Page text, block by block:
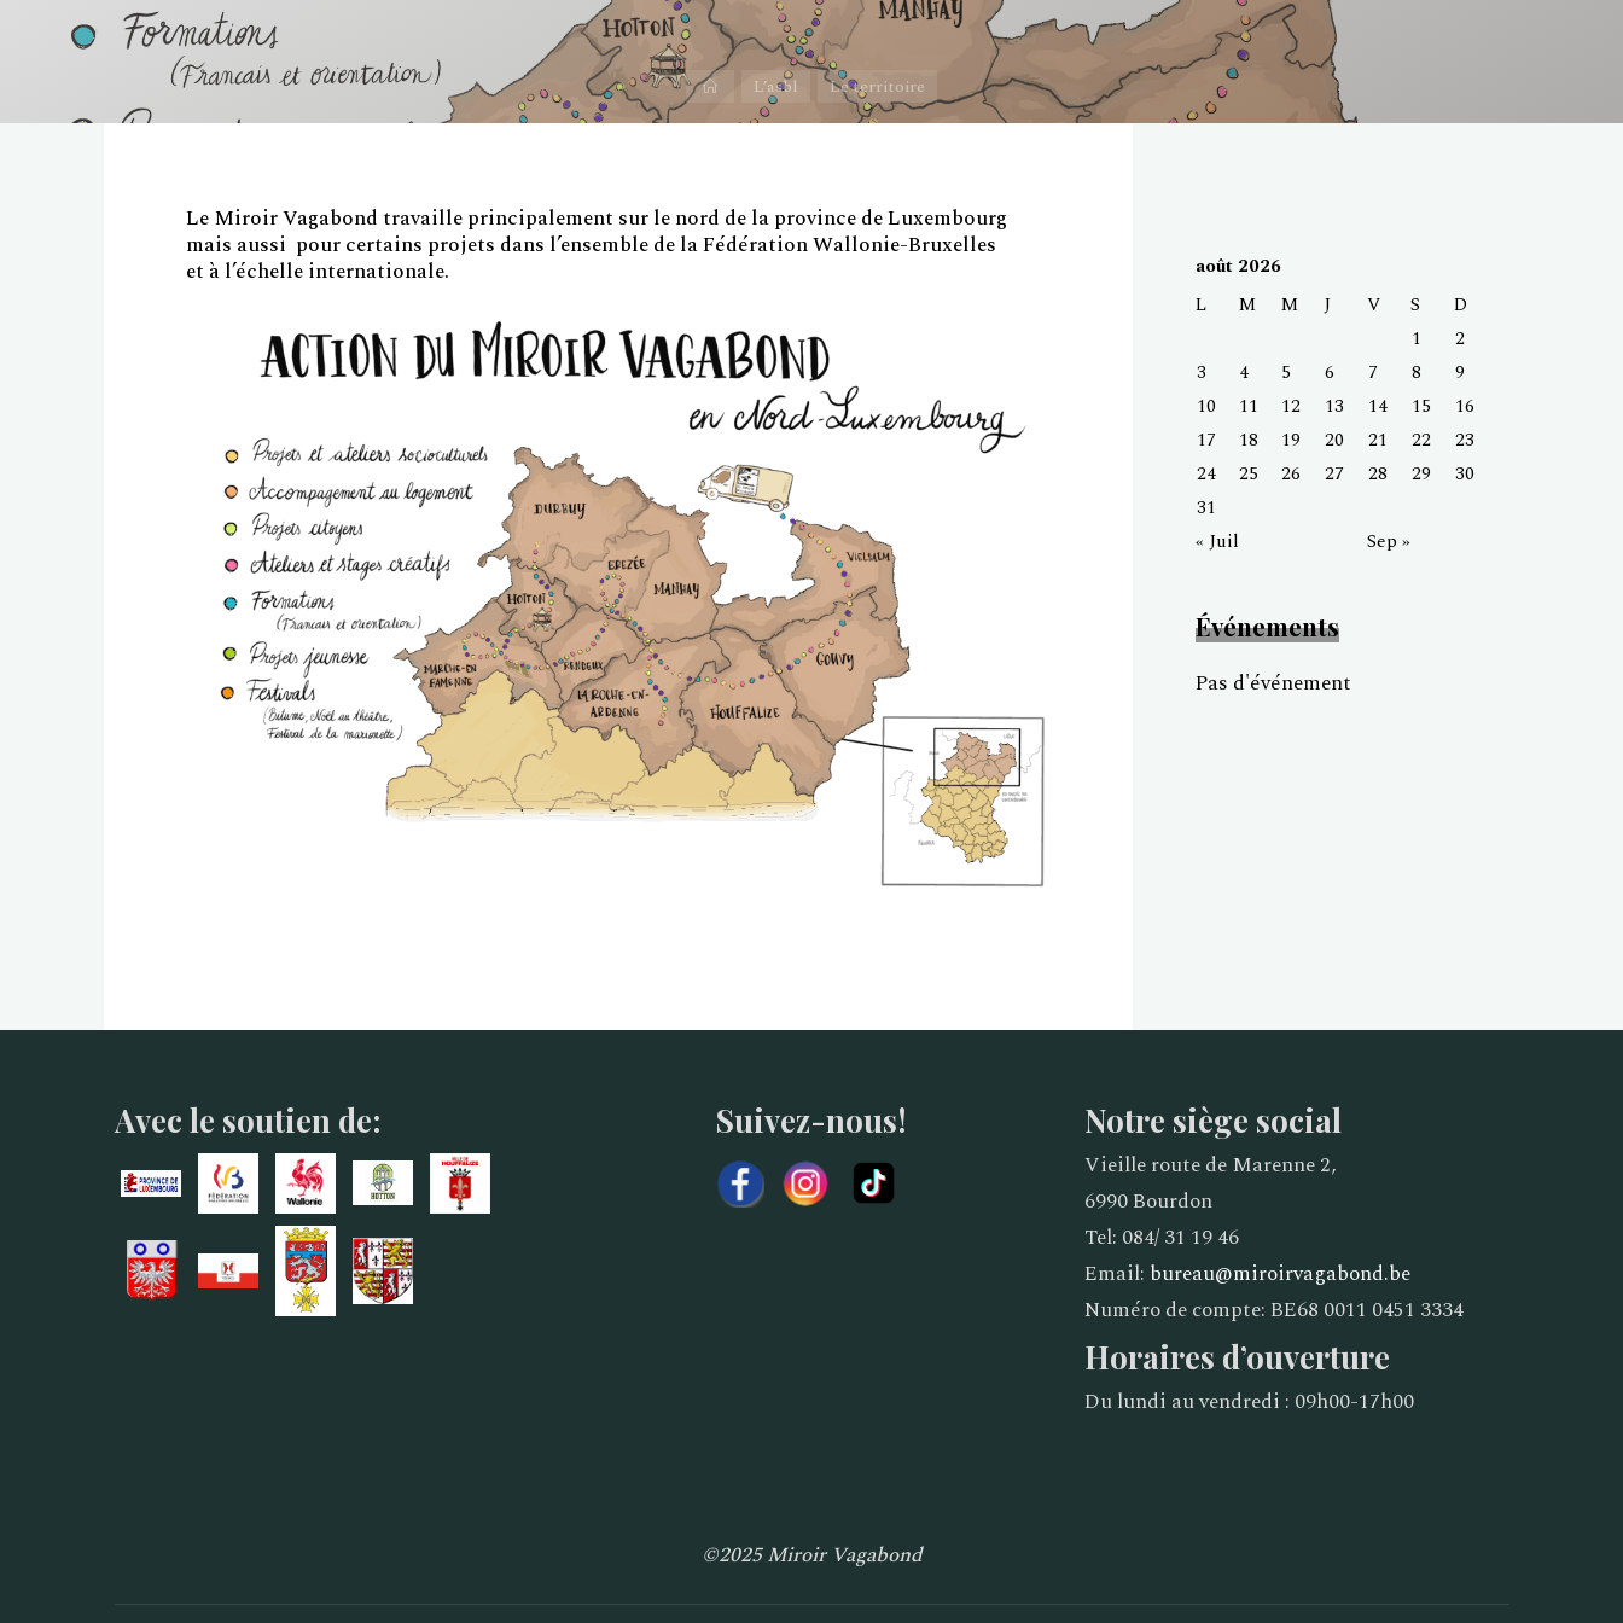
Accueil
L’asbl Le territoire
Le Miroir Vagabond travaille principalement sur le nord de la province de Luxembourg
mais aussi pour certains projets dans l’ensemble de la Fédération Wallonie-Bruxelles
et à l’échelle internationale.
août 2026
L
M M J V S
D
1
2
3
4 5 6 7 8
9
10
11 12 13 14 15
16
17
18 19 20 21 22
23
24
25 26 27 28 29
30
31
« Juil
Sep »
Événements
Pas d'événement
Avec le soutien de: Suivez-nous! Notre siège social
Vieille route de Marenne 2,
6990 Bourdon
Tel: 084/ 31 19 46
Email: bureau@miroirvagabond.be
Numéro de compte: BE68 0011 0451 3334
Horaires d’ouverture
Du lundi au vendredi : 09h00-17h00
©2025 Miroir Vagabond